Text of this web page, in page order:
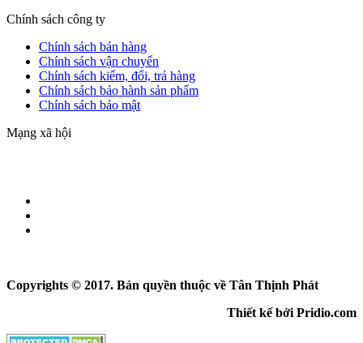
Chính sách công ty
Chính sách bán hàng
Chính sách vận chuyển
Chính sách kiểm, đổi, trả hàng
Chính sách bảo hành sản phẩm
Chính sách bảo mật
Mạng xã hội
Copyrights © 2017. Bản quyền thuộc về Tân Thịnh Phát
Thiết kế bởi Pridio.com